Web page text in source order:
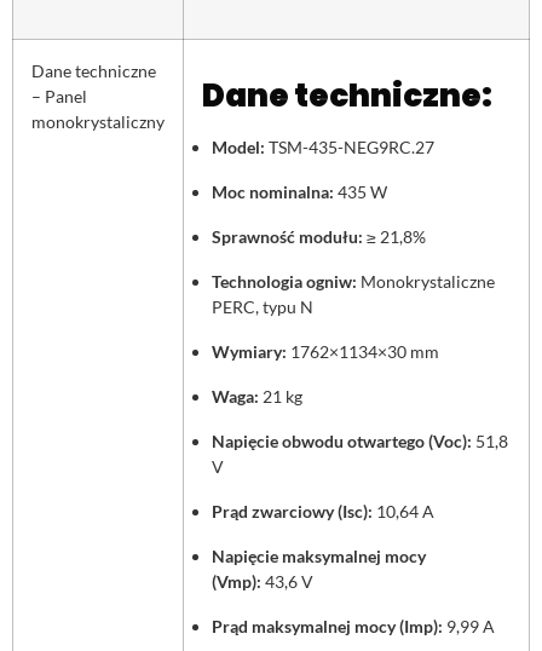
Dane techniczne
– Panel
monokrystaliczny
Dane techniczne:
Model: TSM-435-NEG9RC.27
Moc nominalna: 435 W
Sprawność modułu: ≥ 21,8%
Technologia ogniw: Monokrystaliczne
PERC, typu N
Wymiary: 1762×1134×30 mm
Waga: 21 kg
Napięcie obwodu otwartego (Voc): 51,8
V
Prąd zwarciowy (Isc): 10,64 A
Napięcie maksymalnej mocy
(Vmp): 43,6 V
Prąd maksymalnej mocy (Imp): 9,99 A